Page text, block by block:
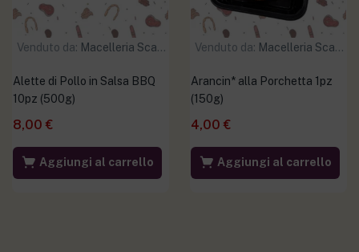
Venduto da: Macelleria Scaramuzzo
Alette di Pollo in Salsa BBQ
10pz (500g)
8,00 €
Aggiungi al carrello
Venduto da: Macelleria Scaramuzzo
Arancin* alla Porchetta 1pz
(150g)
4,00 €
Aggiungi al carrello